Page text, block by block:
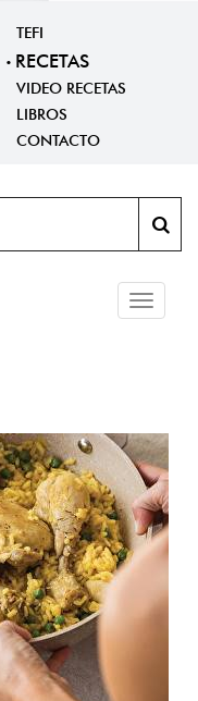
TEFI
RECETAS
VIDEO RECETAS
LIBROS
CONTACTO
Toggle